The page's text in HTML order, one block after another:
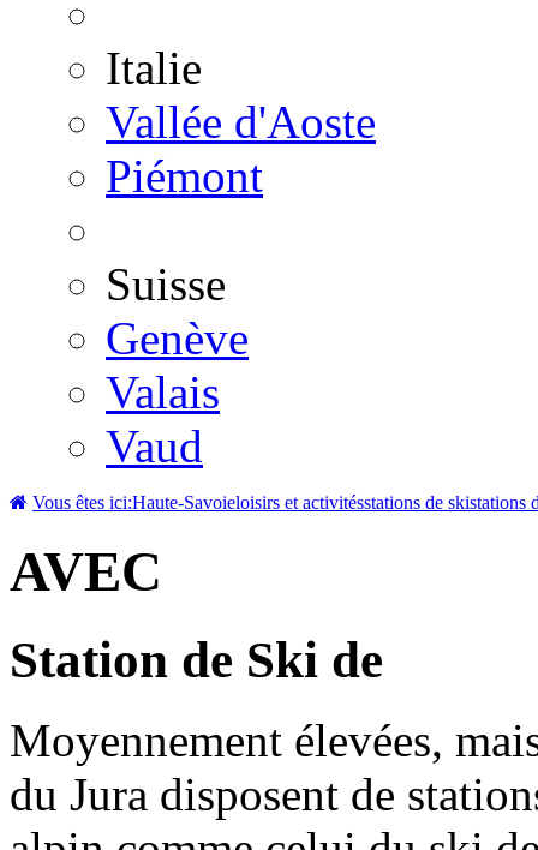
Italie
Vallée d'Aoste
Piémont
Suisse
Genève
Valais
Vaud
Vous êtes ici:Haute-Savoieloisirs et activitésstations de skistations
AVEC
Station de Ski de
Moyennement élevées,
du Jura disposent de